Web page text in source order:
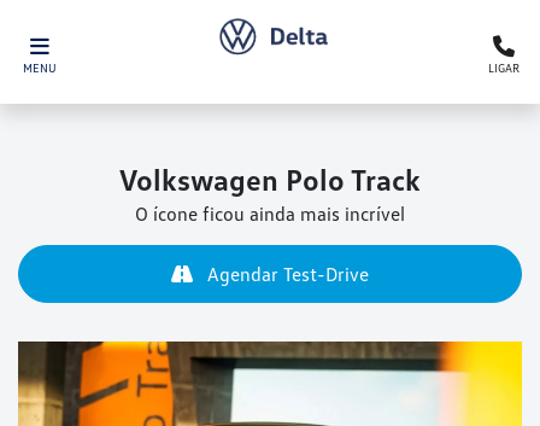
MENU LIGAR
Volkswagen Polo Track
O ícone ficou ainda mais incrível
Agendar Test-Drive